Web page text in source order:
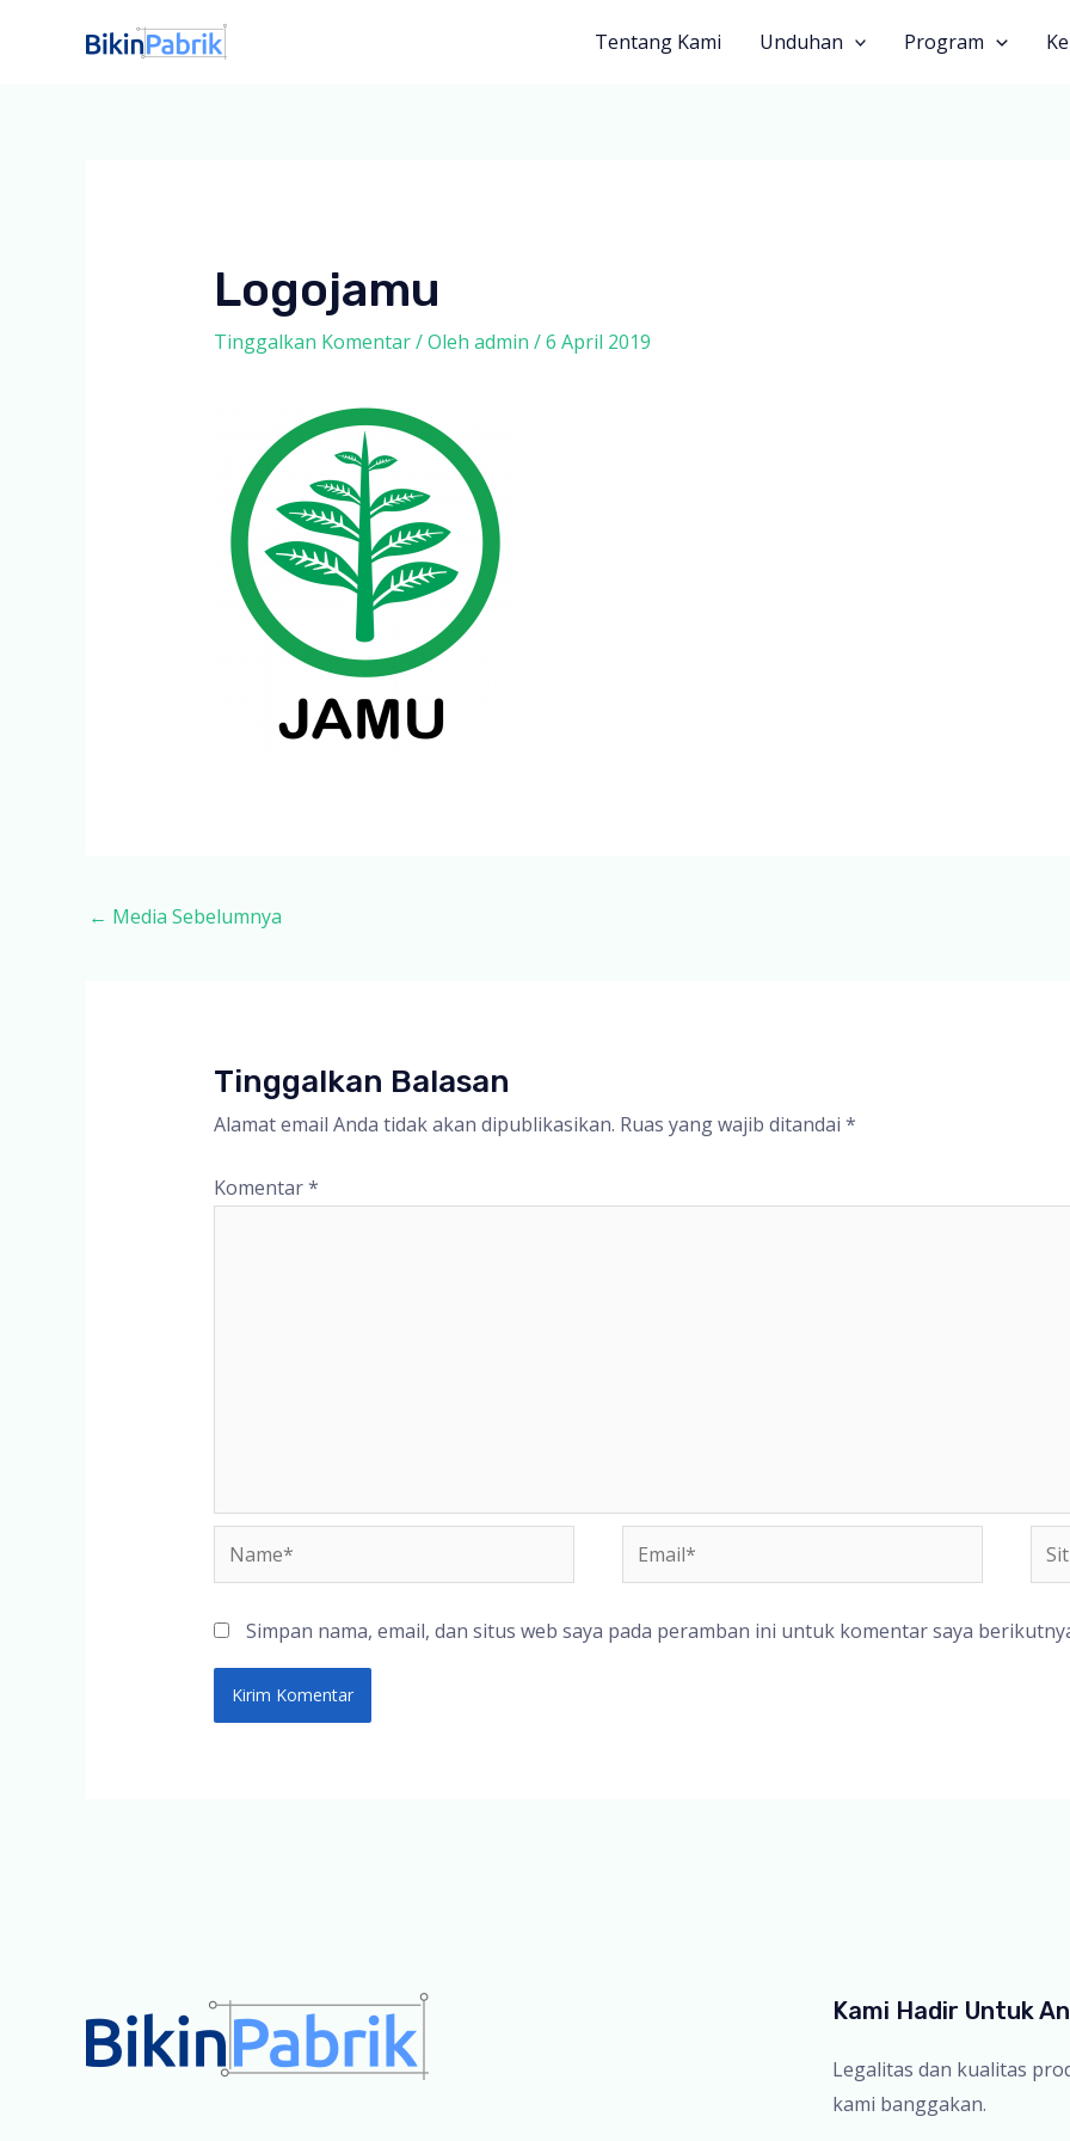
Tentang Kami Unduhan Program
Logojamu
Tinggalkan Komentar/ Oleh admin /6 April 2019
Post
← Media Sebelumnya
Tinggalkan Balasan
Alamat email Anda tidak akan dipublikasikan. Ruas yang wajib ditandai *
Komentar*
Name* Email*
Web
Simpan nama, email, dan situs web saya pada peramban ini untuk komentar saya
Kami Hadir Untuk
Legalitas dan kualitas
kami banggakan.